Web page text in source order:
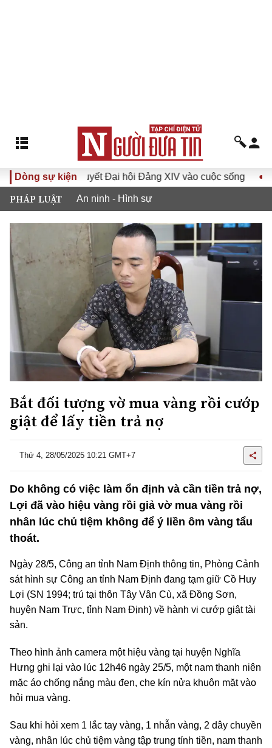
Dòng sự kiện
Đưa Nghị quyết Đại hội Đảng XIV vào cuộc sống
PHÁP LUẬT An ninh - Hình sự
Bắt đối tượng vờ mua vàng rồi cướp
giật để lấy tiền trả nợ
Thứ 4, 28/05/2025 10:21 GMT+7
Do không có việc làm ổn định và cần tiền trả nợ,
Lợi đã vào hiệu vàng rồi giả vờ mua vàng rồi
nhân lúc chủ tiệm không để ý liền ôm vàng tẩu
thoát.
Ngày 28/5, Công an tỉnh Nam Định thông tin, Phòng Cảnh
sát hình sự Công an tỉnh Nam Định đang tạm giữ Cồ Huy
Lợi (SN 1994; trú tại thôn Tây Vân Cù, xã Đồng Sơn,
huyện Nam Trực, tỉnh Nam Định) về hành vi cướp giật tài
sản.
Theo hình ảnh camera một hiệu vàng tại huyện Nghĩa
Hưng ghi lại vào lúc 12h46 ngày 25/5, một nam thanh niên
mặc áo chống nắng màu đen, che kín nửa khuôn mặt vào
hỏi mua vàng.
Sau khi hỏi xem 1 lắc tay vàng, 1 nhẫn vàng, 2 dây chuyền
vàng, nhân lúc chủ tiệm vàng tập trung tính tiền, nam thanh